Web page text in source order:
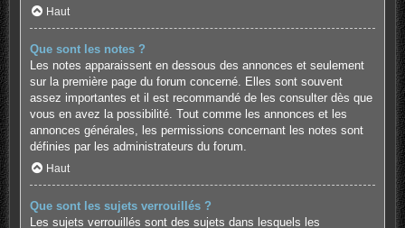
Haut
Que sont les notes ?
Les notes apparaissent en dessous des annonces et seulement
sur la première page du forum concerné. Elles sont souvent
assez importantes et il est recommandé de les consulter dès que
vous en avez la possibilité. Tout comme les annonces et les
annonces générales, les permissions concernant les notes sont
définies par les administrateurs du forum.
Haut
Que sont les sujets verrouillés ?
Les sujets verrouillés sont des sujets dans lesquels les